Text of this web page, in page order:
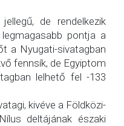
de rendelkezik
pontja a
a Nyugati-sivatagban
fennsík, de Egyiptom
lelhető fel -133
kivéve a Földközi-
deltájának északi